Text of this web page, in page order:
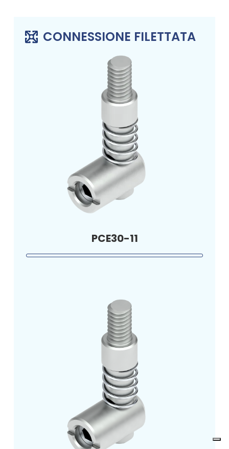
CONNESSIONE FILETTATA
PCE30-11